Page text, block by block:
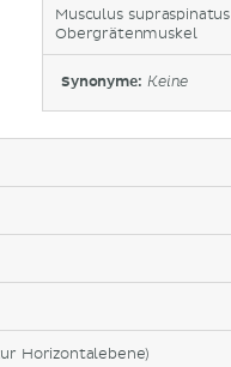
Musculus supraspinatus
Obergrätenmuskel
Synonyme: Keine
Horizontalebene)